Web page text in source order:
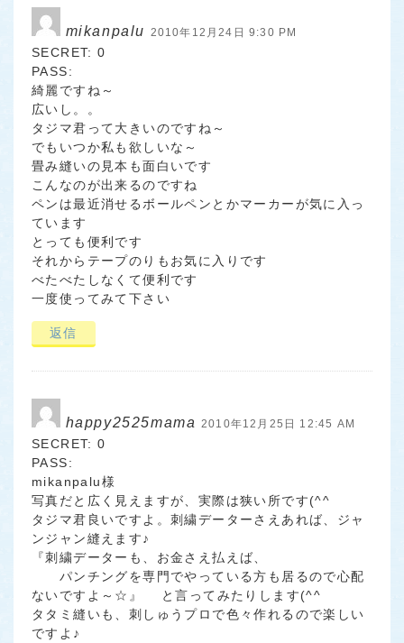
mikanpalu 2010年12月24日 9:30 PM
SECRET: 0
PASS:
綺麗ですね～
広いし。。
タジマ君って大きいのですね～
でもいつか私も欲しいな～
畳み縫いの見本も面白いです
こんなのが出来るのですね
ペンは最近消せるボールペンとかマーカーが気に入っ
ています
とっても便利です
それからテープのりもお気に入りです
べたべたしなくて便利です
一度使ってみて下さい
返信
happy2525mama 2010年12月25日 12:45 AM
SECRET: 0
PASS:
mikanpalu様
写真だと広く見えますが、実際は狭い所です(^^ゞ
タジマ君良いですよ。刺繍データーさえあれば、ジャ
ンジャン縫えます♪
『刺繍データーも、お金さえ払えば、
パンチングを専門でやっている方も居るので心配
ないですよ～☆』 と言ってみたりします(^^ゞ
タタミ縫いも、刺しゅうプロで色々作れるので楽しい
ですよ♪